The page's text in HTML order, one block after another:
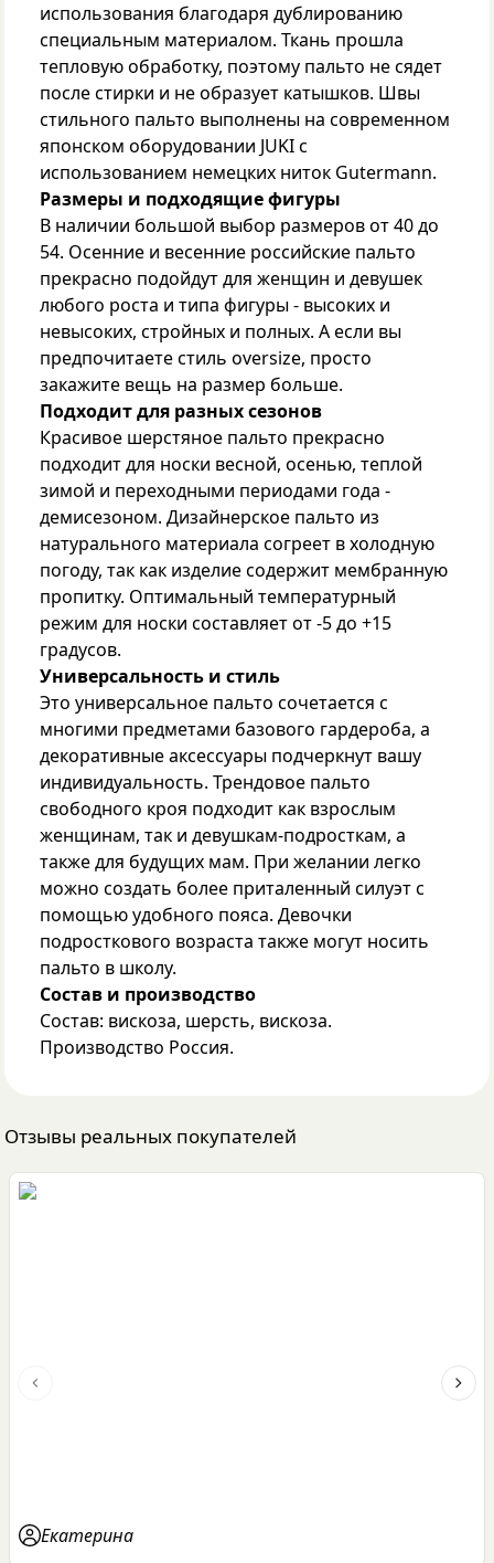
использования благодаря дублированию
специальным материалом. Ткань прошла
тепловую обработку, поэтому пальто не сядет
после стирки и не образует катышков. Швы
стильного пальто выполнены на современном
японском оборудовании JUKI с
использованием немецких ниток Gutermann.
Размеры и подходящие фигуры
В наличии большой выбор размеров от 40 до
54. Осенние и весенние российские пальто
прекрасно подойдут для женщин и девушек
любого роста и типа фигуры - высоких и
невысоких, стройных и полных. А если вы
предпочитаете стиль oversize, просто
закажите вещь на размер больше.
Подходит для разных сезонов
Красивое шерстяное пальто прекрасно
подходит для носки весной, осенью, теплой
зимой и переходными периодами года -
демисезоном. Дизайнерское пальто из
натурального материала согреет в холодную
погоду, так как изделие содержит мембранную
пропитку. Оптимальный температурный
режим для носки составляет от -5 до +15
градусов.
Универсальность и стиль
Это универсальное пальто сочетается с
многими предметами базового гардероба, а
декоративные аксессуары подчеркнут вашу
индивидуальность. Трендовое пальто
свободного кроя подходит как взрослым
женщинам, так и девушкам-подросткам, а
также для будущих мам. При желании легко
можно создать более приталенный силуэт с
помощью удобного пояса. Девочки
подросткового возраста также могут носить
пальто в школу.
Состав и производство
Состав: вискоза, шерсть, вискоза.
Производство Россия.
Отзывы реальных покупателей
Екатерина
Previous slide